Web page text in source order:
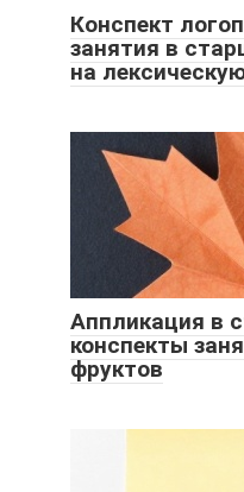
Конспект
занятия в
на
Аппликация в
конспекты
фруктов